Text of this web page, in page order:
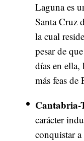
Laguna es
Santa Cruz
la cual
pesar de
días en ella,
más feas de
Cantabria-
carácter
conquistar a